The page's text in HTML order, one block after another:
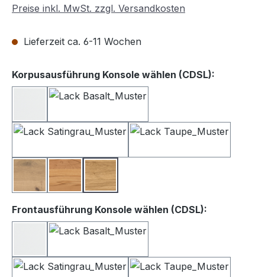
Preise inkl. MwSt. zzgl. Versandkosten
Lieferzeit ca. 6-11 Wochen
Korpusausführung Konsole wählen (CDSL):
BalkeneicheKernbucheWildeiche
Frontausführung Konsole wählen (CDSL):